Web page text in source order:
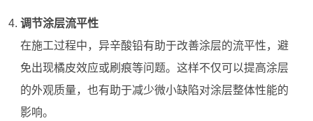
调节涂层流平性
在施工过程中，异辛酸铅有助于改善涂层的流平性，避
免出现橘皮效应或刷痕等问题。这样不仅可以提高涂层
的外观质量，也有助于减少微小缺陷对涂层整体性能的
影响。